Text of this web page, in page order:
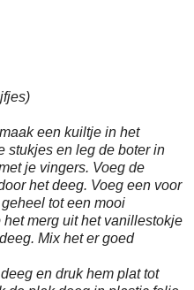
een kuiltje in het
stukjes en leg de boter in
je vingers. Voeg de
het deeg. Voeg een voor
tot een mooi
merg uit het vanillestokje
Mix het er goed
en druk hem plat tot